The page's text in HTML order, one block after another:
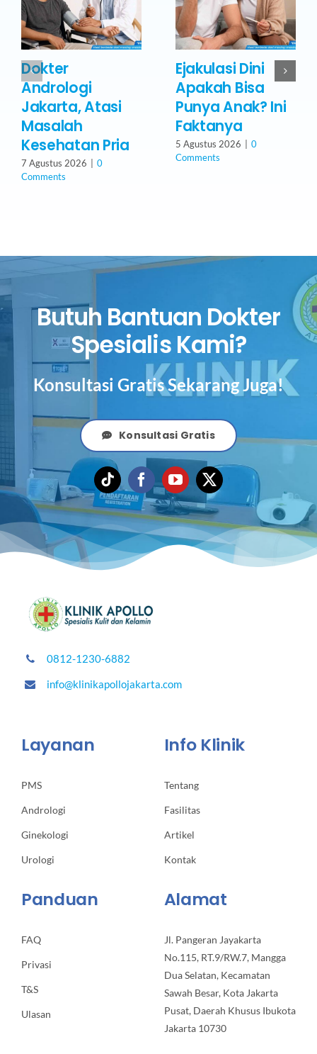
Dokter
Andrologi
Jakarta, Atasi
Masalah
Kesehatan Pria
7 Agustus 2026
0
Comments
Ejakulasi Dini
Apakah Bisa
Punya Anak? Ini
Faktanya
5 Agustus 2026
0
Comments
Butuh Bantuan Dokter
Spesialis Kami?
Konsultasi Gratis Sekarang Juga!
Konsultasi Gratis
0812-1230-6882
info@klinikapollojakarta.com
Layanan
PMS
Andrologi
Ginekologi
Urologi
Info Klinik
Tentang
Fasilitas
Artikel
Kontak
Panduan
FAQ
Privasi
T&S
Ulasan
Alamat
Jl. Pangeran Jayakarta
No.115, RT.9/RW.7, Mangga
Dua Selatan, Kecamatan
Sawah Besar, Kota Jakarta
Pusat, Daerah Khusus Ibukota
Jakarta 10730